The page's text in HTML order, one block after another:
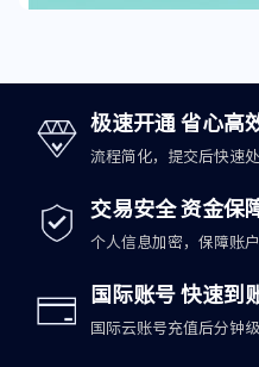
极速开通 省心高
流程简化，提交后快速
交易安全 资金保
个人信息加密，保障账户
国际账号 快速到
国际云账号充值后分钟